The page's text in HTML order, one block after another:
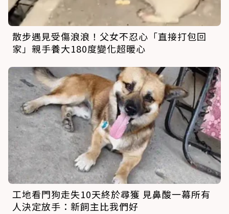
散步遇見受傷浪浪！父女不忍心「直接打包回
家」親手養大180度變化超暖心
工地看門狗走失10天終於尋獲 見鼻酸一幕所有
人決定放手：新飼主比我們好